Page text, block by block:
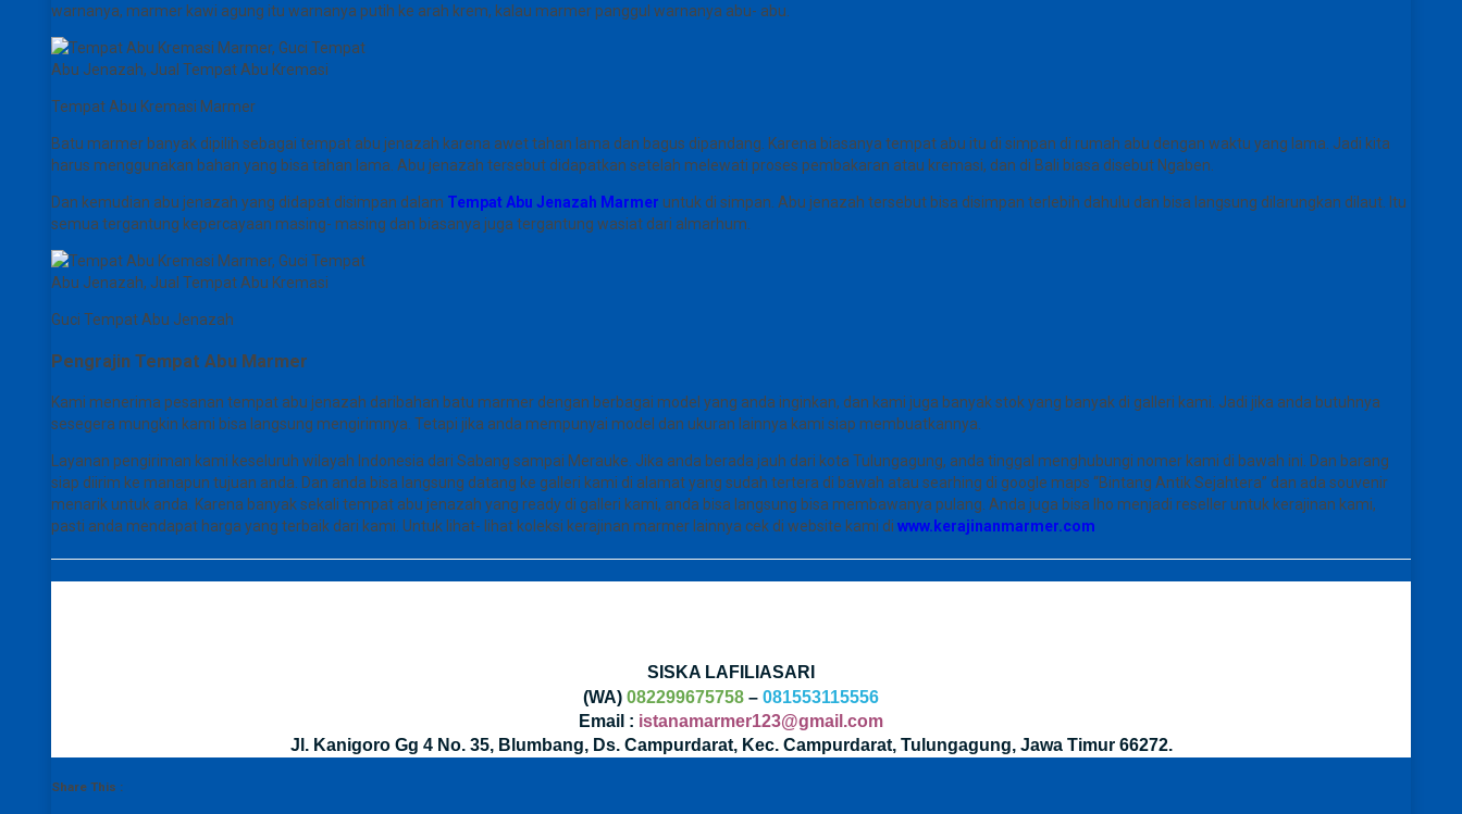
warnanya, marmer kawi agung itu warnanya putih ke arah krem, kalau marmer panggul warnanya abu- abu.
Tempat Abu Kremasi Marmer
Batu marmer banyak dipilih sebagai tempat abu jenazah karena awet tahan lama dan bagus dipandang. Karena biasanya tempat abu itu di simpan di rumah abu dengan waktu yang lama. Jadi kita
harus menggunakan bahan yang bisa tahan lama. Abu jenazah tersebut didapatkan setelah melewati proses pembakaran atau kremasi, dan di Bali biasa disebut Ngaben.
Dan kemudian abu jenazah yang didapat disimpan dalam Tempat Abu Jenazah Marmer untuk di simpan. Abu jenazah tersebut bisa disimpan terlebih dahulu dan bisa langsung dilarungkan dilaut. Itu
semua tergantung kepercayaan masing- masing dan biasanya juga tergantung wasiat dari almarhum.
Guci Tempat Abu Jenazah
Pengrajin Tempat Abu Marmer
Kami menerima pesanan tempat abu jenazah daribahan batu marmer dengan berbagai model yang anda inginkan, dan kami juga banyak stok yang banyak di galleri kami. Jadi jika anda butuhnya
sesegera mungkin kami bisa langsung mengirimnya. Tetapi jika anda mempunyai model dan ukuran lainnya kami siap membuatkannya.
Layanan pengiriman kami keseluruh wilayah Indonesia dari Sabang sampai Merauke. Jika anda berada jauh dari kota Tulungagung, anda tinggal menghubungi nomer kami di bawah ini. Dan barang
siap diirim ke manapun tujuan anda. Dan anda bisa langsung datang ke galleri kami di alamat yang sudah tertera di bawah atau searhing di google maps “Bintang Antik Sejahtera” dan ada souvenir
menarik untuk anda. Karena banyak sekali tempat abu jenazah yang ready di galleri kami, anda bisa langsung bisa membawanya pulang. Anda juga bisa lho menjadi reseller untuk kerajinan kami,
pasti anda mendapat harga yang terbaik dari kami. Untuk lihat- lihat koleksi kerajinan marmer lainnya cek di website kami di www.kerajinanmarmer.com
SISKA LAFILIASARI
(WA) 082299675758 – 081553115556
Email : istanamarmer123@gmail.com
Jl. Kanigoro Gg 4 No. 35, Blumbang, Ds. Campurdarat, Kec. Campurdarat, Tulungagung, Jawa Timur 66272.
Share This :